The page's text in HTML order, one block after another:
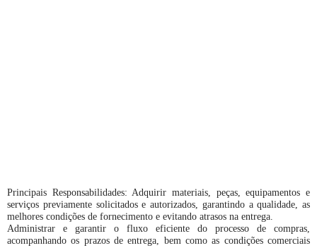
Principais Responsabilidades: Adquirir materiais, peças, equipamentos e
serviços previamente solicitados e autorizados, garantindo a qualidade, as
melhores condições de fornecimento e evitando atrasos na entrega.
Administrar e garantir o fluxo eficiente do processo de compras,
acompanhando os prazos de entrega, bem como as condições comerciais